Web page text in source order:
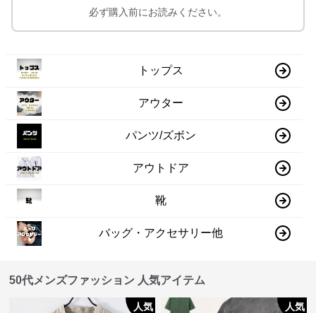
必ず購入前にお読みください。
トップス
アウター
パンツ/ズボン
アウトドア
靴
バッグ・アクセサリー他
50代メンズファッション 人気アイテム
人気 人気